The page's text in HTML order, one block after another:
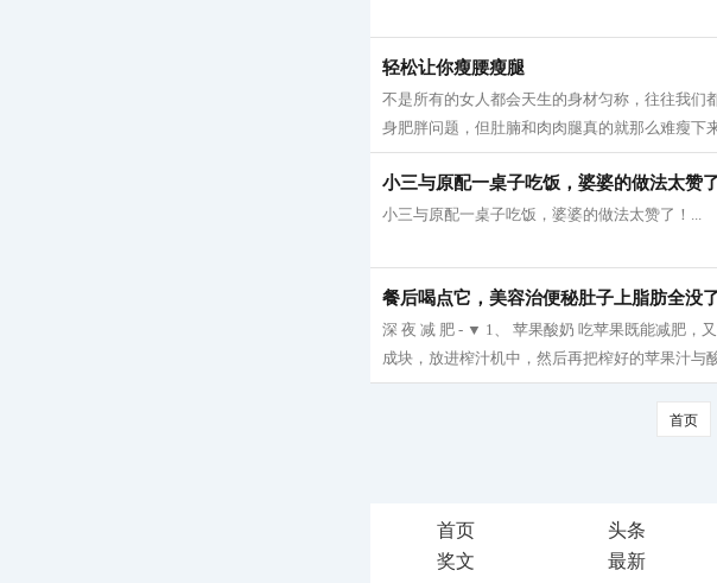
轻松让你瘦腰瘦腿
不是所有的女人都会天生的身材匀称，往往我们
身肥胖问题，但肚腩和肉肉腿真的就那么难瘦下
小三与原配一桌子吃饭，婆婆的做法太赞了
小三与原配一桌子吃饭，婆婆的做法太赞了！...
餐后喝点它，美容治便秘肚子上脂肪全没了
深 夜 减 肥 - ▼ 1、 苹果酸奶 吃苹果既能减肥，
成块，放进榨汁机中，然后再把榨好的苹果汁与
首页
首页 头条
奖文
最新